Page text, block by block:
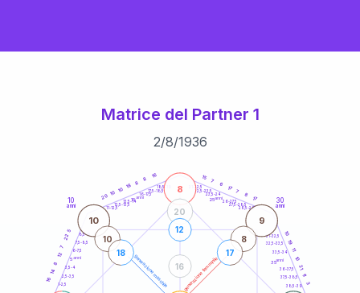
Matrice del Partner 1
2/8/1936
generazione maschile generazione femminile
10
anni
30
anni
1-2,5
2,5-3,5
3,5-4
6-7,5
7,5-8,5
8,5-9
11-12,5
12,5-13,5
13,5-14
16-17,5
17,5-18,5
18,5-19
21-22,5
22,5-23,5
23,5-24
26-27,5
27,5-28,5
28,5-29
31-32,5
32,5-33,5
33,5-34
36-37,5
37,5-38,5
38,5-39
16
14
8
12
7
22
5
20
10
10
18
8
8
16 15
7
6
17
7
8
17
10
19
11
10
21
11
3
8
10 9
20
12
16
10
18
8
17
5anni
15 anni 25anni
35anni